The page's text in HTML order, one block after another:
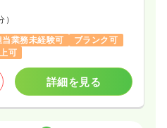
）
当業務未経験可
ブランク可
可
詳細を見る